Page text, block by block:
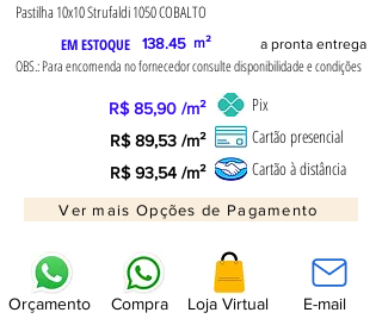
Pastilha 10x10 Strufaldi 1050 COBALTO
EM ESTOQUE 138.45 m² a pronta entrega
OBS.: Para encomenda no fornecedor consulte disponibilidade e condições
R$ 85,90 /m² Pix
R$ 89,53 /m² Cartão presencial
R$ 93,54 /m² Cartão à distância
Ver mais Opções de Pagamento
Orçamento Compra Loja Virtual E-mail